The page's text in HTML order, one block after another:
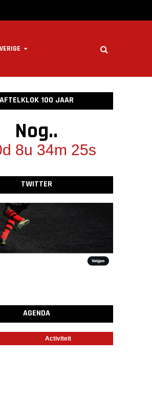
AFTELKLOK 100 JAAR
Nog..
8u 34m 24s
TWITTER
AGENDA
Activiteit